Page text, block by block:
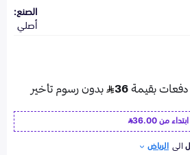
الصنع:
أصلي
36.00
الى الرياض